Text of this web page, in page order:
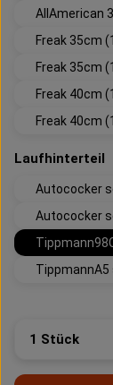
AllAmerican
Freak 35cm
Freak 35cm
Freak 40cm
Freak 40cm
Laufhinterteil
Autococker
Autococker
Produkt